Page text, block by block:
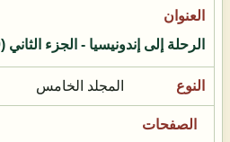
الرحلة إلى إندونيسيا - الجزء الثاني (1410هـ - 1990م)
المجلد الخامس